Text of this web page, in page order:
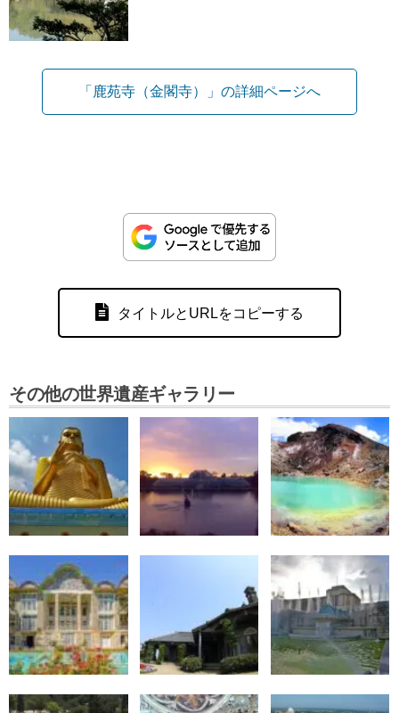
「鹿苑寺（金閣寺）」の詳細ページへ
タイトルとURLをコピーする
その他の世界遺産ギャラリー